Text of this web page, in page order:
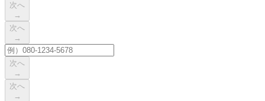
次へ
→
次へ
→
次へ
→
次へ
→